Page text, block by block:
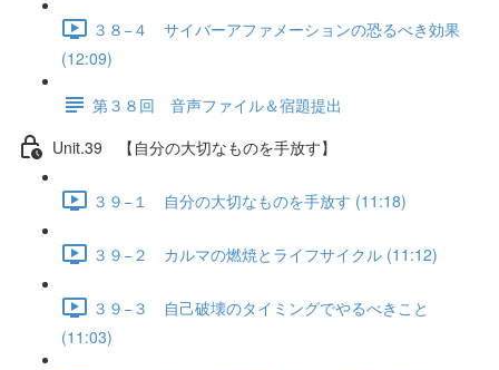
３８−４ サイバーアファメーションの恐るべき効果
(12:09)
第３８回 音声ファイル＆宿題提出
Unit.39 【自分の大切なものを手放す】
３９−１ 自分の大切なものを手放す (11:18)
３９−２ カルマの燃焼とライフサイクル (11:12)
３９−３ 自己破壊のタイミングでやるべきこと
(11:03)